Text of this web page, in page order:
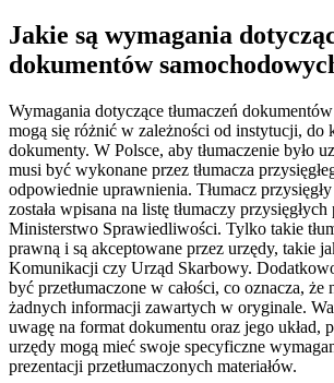
Jakie są wymagania
dokumentów
Wymagania dotyczące tłumaczeń
mogą się różnić w zależności od instytucji, do
dokumenty. W Polsce, aby tłumaczenie było
musi być wykonane przez tłumacza
odpowiednie uprawnienia. Tłumacz
została wpisana na listę tłumaczy
Ministerstwo Sprawiedliwości. Tylko takie
prawną i są akceptowane przez urzędy, takie
Komunikacji czy Urząd Skarbowy.
być przetłumaczone w całości, co oznacza,
żadnych informacji zawartych w oryginale.
uwagę na format dokumentu oraz jego układ,
urzędy mogą mieć swoje specyficzne
prezentacji przetłumaczonych materiałów.